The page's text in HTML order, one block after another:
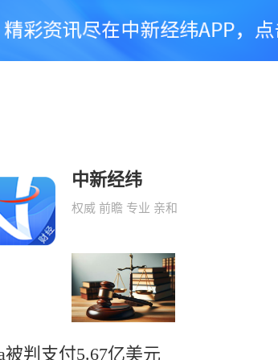
中新经纬
权威 前瞻 专业 亲和
被判支付5.67亿美元